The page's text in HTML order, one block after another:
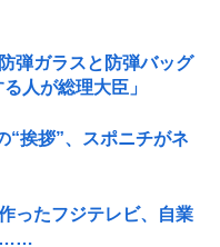
弾ガラスと防弾バッグ
人が総理大臣」
“挨拶”、スポニチがネ
ったフジテレビ、自業
……